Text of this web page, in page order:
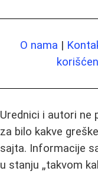
O nama |
Urednici i autori ne
za bilo kakve
sajta. Informacije
u stanju „takvom